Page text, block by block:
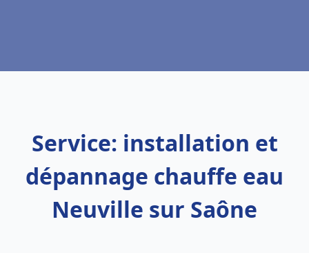
Service: installation et
dépannage chauffe eau
Neuville sur Saône